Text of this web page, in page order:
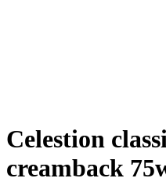
Celestion
creamback